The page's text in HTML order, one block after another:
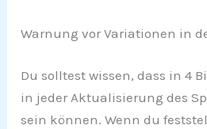
Warnung vor Variationen in
Du solltest wissen, dass in 4
in jeder Aktualisierung des
sein können. Wenn du